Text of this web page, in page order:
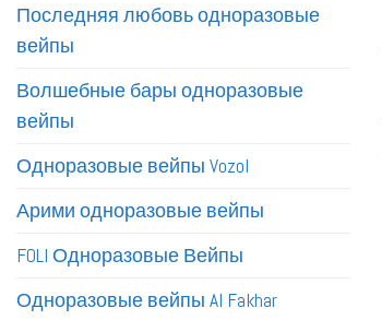
Последняя любовь одноразовые
вейпы
Волшебные бары одноразовые
вейпы
Одноразовые вейпы Vozol
Арими одноразовые вейпы
FOLI Одноразовые Вейпы
Одноразовые вейпы Al Fakhar